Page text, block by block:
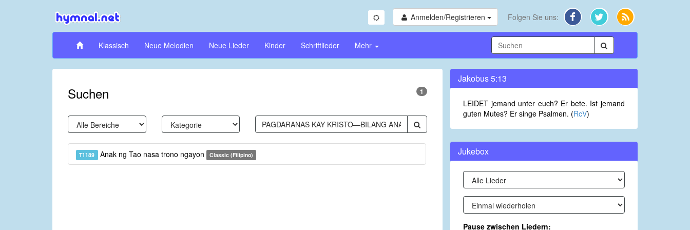
Anmelden/Registrieren Folgen Sie uns:
Klassisch Neue Melodien Neue Lieder Kinder Schriftlieder Mehr
Suchen 1
T1189 Anak ng Tao nasa trono ngayon Classic (Filipino)
Jakobus 5:13
LEIDET jemand unter euch? Er bete. Ist jemand
guten Mutes? Er singe Psalmen. (RcV)
Jukebox
Pause zwischen Liedern: